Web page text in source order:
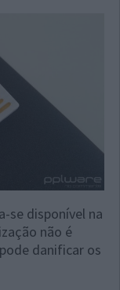
se disponível na
não é
danificar os